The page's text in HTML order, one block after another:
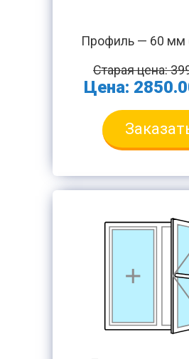
Профиль — 60 мм
Старая цена:
Цена: